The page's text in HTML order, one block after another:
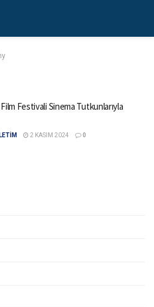
Festivali Sinema Tutkunlarıyla
2 KASIM 2024 0